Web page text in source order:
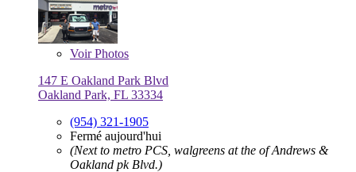
VoirPhotos
147 E Oakland Park Blvd
Oakland Park, FL 33334
(954) 321-1905
Fermé aujourd'hui
(Next to metro PCS, walgreens at the of Andrews &
Oakland pk Blvd.)